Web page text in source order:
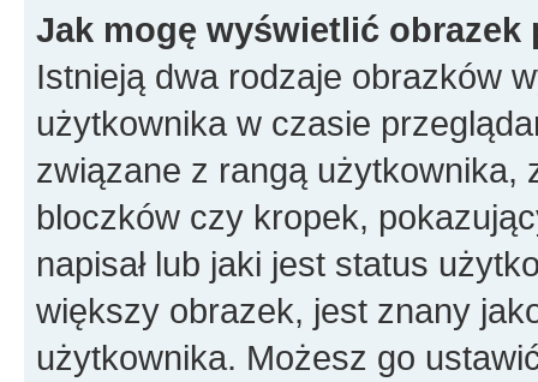
Jak mogę wyświetlić
Istnieją dwa rodzaje obrazków
użytkownika w czasie
związane z rangą użytkownika,
bloczków czy kropek,
napisał lub jaki jest status
większy obrazek, jest znany
użytkownika. Możesz go